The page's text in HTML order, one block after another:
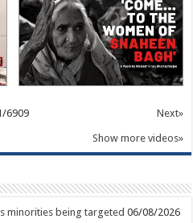
/6909 Next»
Show more videos»
minorities being targeted 06/08/2026